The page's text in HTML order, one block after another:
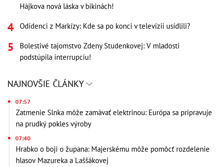
Hájkova nová láska v bikinách!
Odídenci z Markízy: Kde sa po konci v televízii usídlili?
Bolestivé tajomstvo Zdeny Studenkovej: V mladosti
podstúpila interrupciu!
NAJNOVŠIE ČLÁNKY
07:57
Zatmenie Slnka môže zamávať elektrinou: Európa sa pripravuje
na prudký pokles výroby
07:40
Hrabko o boji o župana: Majerskému môže pomôcť rozdelenie
hlasov Mazureka a Laššákovej